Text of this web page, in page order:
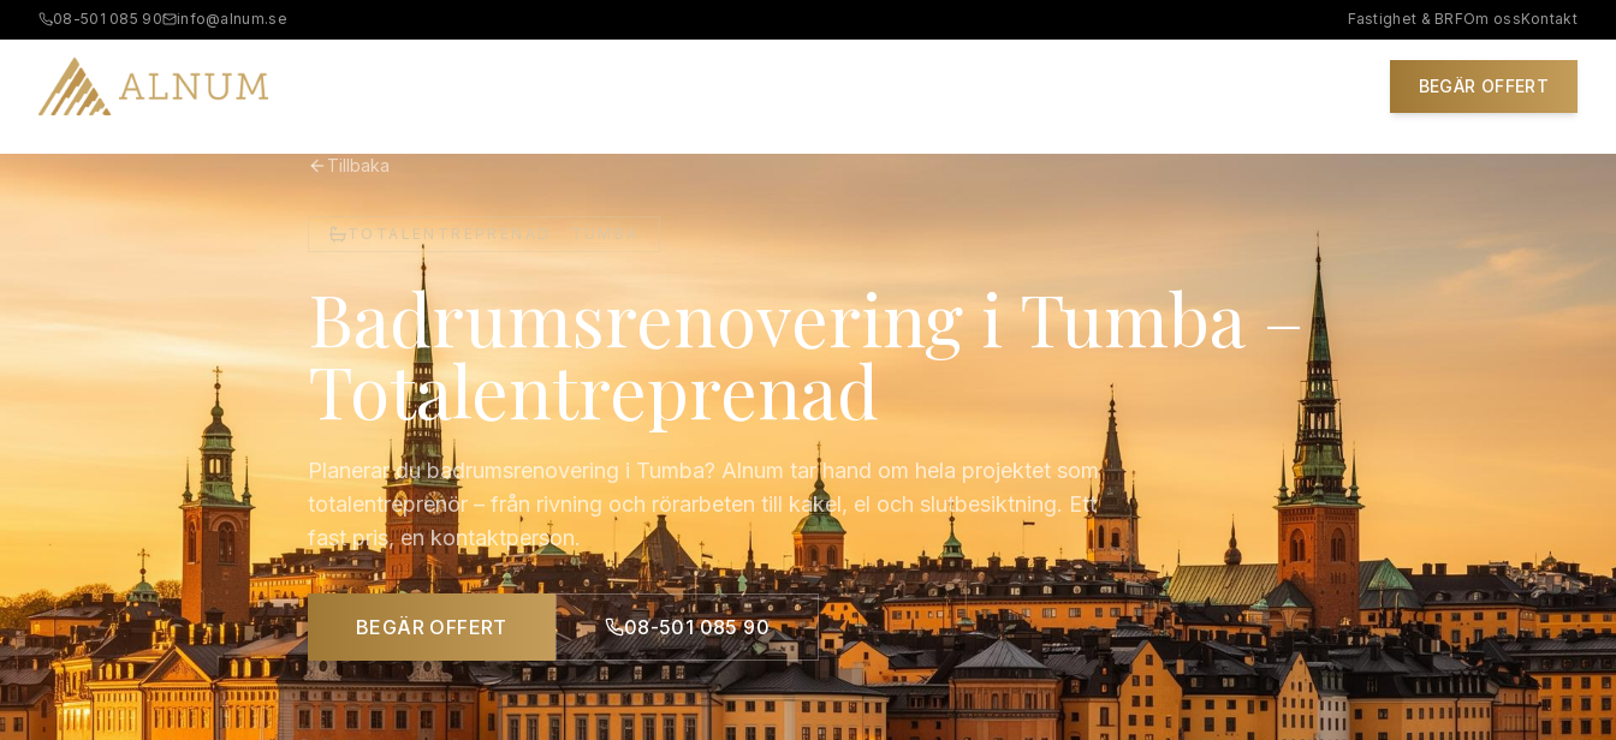
08-501 085 90 info@alnum.se Fastighet & BRFOm ossKontakt
BEGÄR OFFERT
Tillbaka
TOTALENTREPRENAD · TUMBA
Badrumsrenovering i Tumba –
Totalentreprenad
Planerar du badrumsrenovering i Tumba? Alnum tar hand om hela projektet som
totalentreprenör – från rivning och rörarbeten till kakel, el och slutbesiktning. Ett
fast pris, en kontaktperson.
BEGÄR OFFERT 08-501 085 90